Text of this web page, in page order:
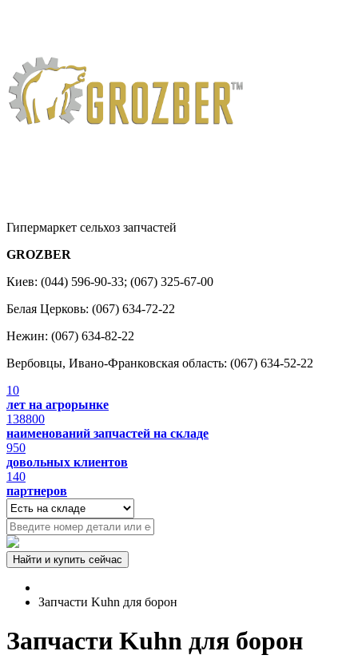
Гипермаркет сельхоз запчастей
GROZBER
Киев: (044) 596-90-33; (067) 325-67-00
Белая Церковь: (067) 634-72-22
Нежин: (067) 634-82-22
Вербовцы, Ивано-Франковская область: (067) 634-52-22
10
лет на агрорынке
138800
наименований запчастей на складе
950
довольных клиентов
140
партнеров
Запчасти Kuhn для борон
Запчасти Kuhn для борон